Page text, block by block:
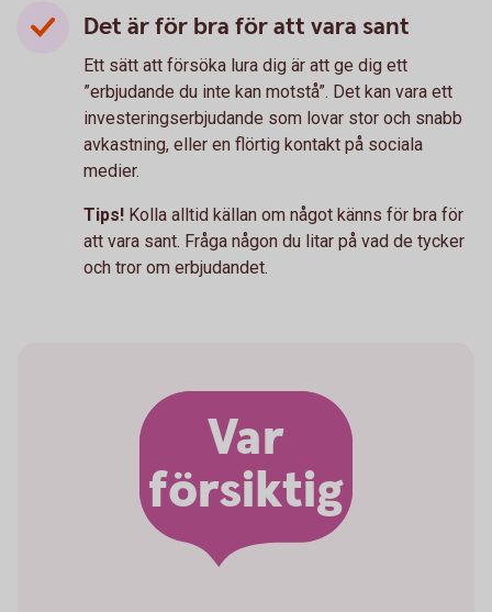
Det är för bra för att vara sant
Ett sätt att försöka lura dig är att ge dig ett
”erbjudande du inte kan motstå”. Det kan vara ett
investeringserbjudande som lovar stor och snabb
avkastning, eller en flörtig kontakt på sociala
medier.
Tips! Kolla alltid källan om något känns för bra för
att vara sant. Fråga någon du litar på vad de tycker
och tror om erbjudandet.
Var
försiktig